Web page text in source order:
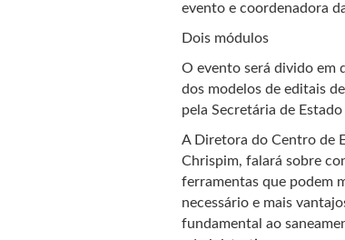
evento e coordenadora
Dois módulos
O evento será divido em
dos modelos de editais
pela Secretária de
A Diretora do Centro de
Chrispim, falará sobre
ferramentas que podem
necessário e mais
fundamental ao